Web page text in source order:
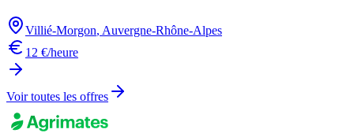
Villié-Morgon, Auvergne-Rhône-Alpes
12 €/heure
Voir toutes les offres